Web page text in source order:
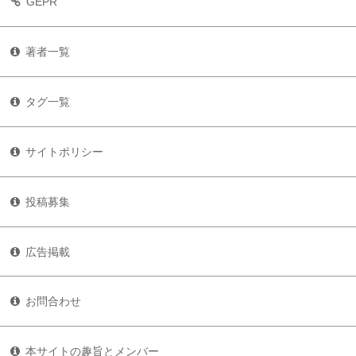
著者一覧
タグ一覧
サイトポリシー
投稿募集
広告掲載
お問合わせ
本サイトの趣旨とメンバー